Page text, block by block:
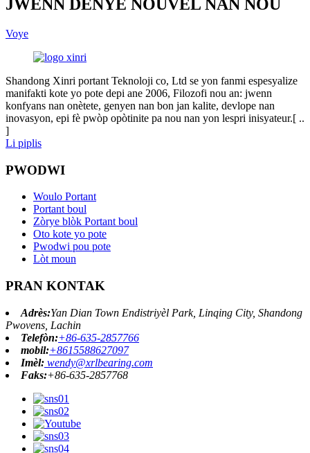
JWENN DÈNYE NOUVEL NAN NOU
Voye
Shandong Xinri portant Teknoloji co, Ltd se yon fanmi espesyalize
manifakti kote yo pote depi ane 2006, Filozofi nou an: jwenn
konfyans nan onètete, genyen nan bon jan kalite, devlope nan
inovasyon, epi fè pwòp opòtinite pa nou nan yon lespri inisyateur.[ ..
]
Li piplis
PWODWI
Woulo Portant
Portant boul
Zòrye blòk Portant boul
Oto kote yo pote
Pwodwi pou pote
Lòt moun
PRAN KONTAK
Adrès:Yan Dian Town Endistriyèl Park, Linqing City, Shandong
Pwovens, Lachin
Telefòn:+86-635-2857766
mobil:+8615588627097
Imèl: wendy@xrlbearing.com
Faks:+86-635-2857768